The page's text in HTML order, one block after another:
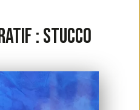
: stucco